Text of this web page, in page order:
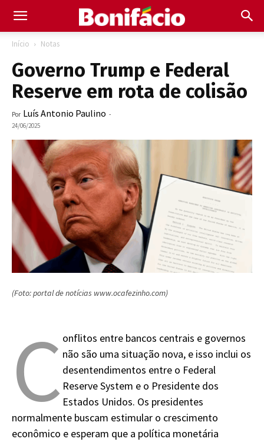
Início Notas
Governo Trump e Federal
Reserve em rota de colisão
Por Luís Antonio Paulino -
24/06/2025
(Foto: portal de notícias www.ocafezinho.com)
C onflitos entre bancos centrais e governos
não são uma situação nova, e isso inclui os
desentendimentos entre o Federal
Reserve System e o Presidente dos
Estados Unidos. Os presidentes
normalmente buscam estimular o crescimento
econômico e esperam que a política monetária